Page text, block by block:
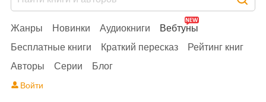
Жанры Новинки Аудиокниги
Вебтуны
Бесплатные книги
Краткий пересказ
Рейтинг книг
Авторы
Серии Блог
Войти